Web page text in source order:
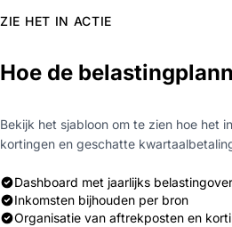
ZIE HET IN ACTIE
Hoe de
Bekijk het sjabloon om te zien hoe het
kortingen en geschatte
Dashboard met jaarlijks
Inkomsten bijhouden per bron
Organisatie van aftrekposten en